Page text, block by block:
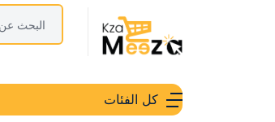
كل الفئات